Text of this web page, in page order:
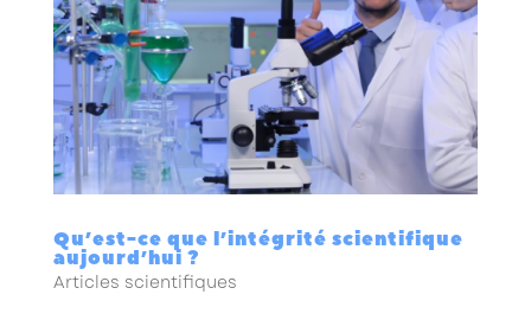
Qu’est-ce que l’intégrité scientifique
aujourd’hui ?
Articles scientifiques